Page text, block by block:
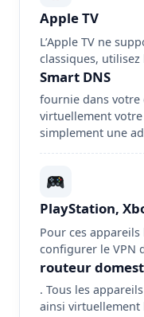
Apple TV
L’Apple TV ne
classiques,
Smart DNS
fournie dans votre
virtuellement
simplement une
PlayStation,
Pour ces
configurer le VPN
routeur
. Tous les
ainsi virtuellement